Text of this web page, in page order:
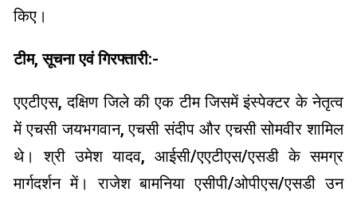
किए।
टीम, सूचना एवं गिरफ्तारी:-
एएटीएस, दक्षिण जिले की एक टीम जिसमें इंस्पेक्टर के नेतृत्व
में एचसी जयभगवान, एचसी संदीप और एचसी सोमवीर शामिल
थे। श्री उमेश यादव, आईसी/एएटीएस/एसडी के समग्र
मार्गदर्शन में। राजेश बामनिया एसीपी/ओपीएस/एसडी उन